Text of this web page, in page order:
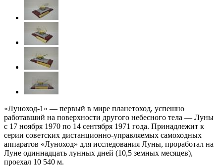
«Луноход-1» — первый в мире планетоход, успешно
работавший на поверхности другого небесного тела — Луны
с 17 ноября 1970 по 14 сентября 1971 года. Принадлежит к
серии советских дистанционно-управляемых самоходных
аппаратов «Луноход» для исследования Луны, проработал на
Луне одиннадцать лунных дней (10,5 земных месяцев),
проехал 10 540 м.